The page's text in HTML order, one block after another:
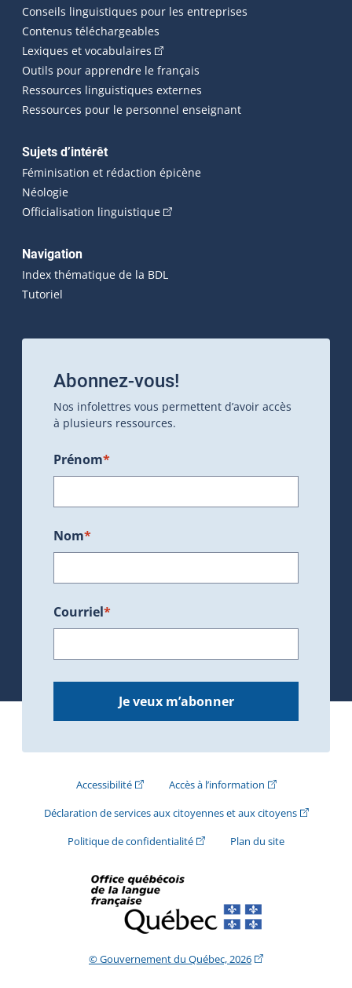
Conseils linguistiques pour les entreprises
Contenus téléchargeables
Lexiques et vocabulaires (Cet hyperlien externe s'ouvrira
Outils pour apprendre le français
Ressources linguistiques externes
Ressources pour le personnel enseignant
Sujets d’intérêt
Féminisation et rédaction épicène
Néologie
Officialisation linguistique(Cet hyperlien externe s'ouvrira
Navigation
Index thématique de la BDL
Tutoriel
Abonnez-vous!
Nos infolettres vous permettent d’avoir accès
à plusieurs ressources.
Prénom*
Nom*
Courriel*
Je veux m’abonner
Accessibilité(Cet hyperlien externe s'ouvrira dans une
Accès à l’information(Cet hyperlien
Déclaration de services aux citoyennes et aux citoyens(Cet
Politique de confidentialité(Cet hyperlien externe s'ouvrira
Plan du site
© Gouvernement du Québec, 2026(Cet hyperlien